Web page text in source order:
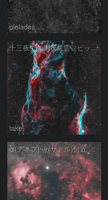
pleiades
十三夜での網状星雲（ピッカリングの三角）
take
α(デネブ)~γ(サドル)付近 NGC7000 北アメリカ星雲 IC5067~5070 ペリカン星雲 はくちょう座